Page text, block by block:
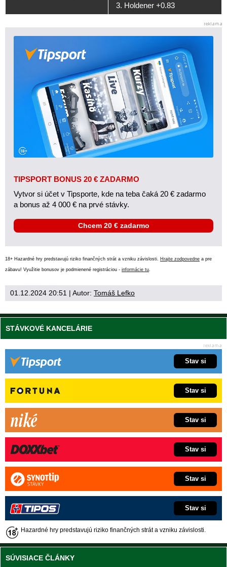
3. Holdener +0.83
TIPSPORT BONUS 20 € ZADARMO
Vytvor si účet v Tipsporte, kde na teba čaká 20 € zadarmo
a bonus až 4 000 € na prvé stávky.
Chcem 20 € zadarmo
18+ Hazardné hry predstavujú riziko finančných strát a vzniku závislosti. Hrajte zodpovedne a pre
zábavu! Využitie bonusov je podmienené registráciou - informácie tu
01.12.2024 20:51 | Autor: Tomáš Lefko
STÁVKOVÉ KANCELÁRIE
Stav si
Stav si
Stav si
Stav si
Stav si
Stav si
Hazardné hry predstavujú riziko finančných strát a vzniku závislosti.
SÚVISIACE ČLÁNKY